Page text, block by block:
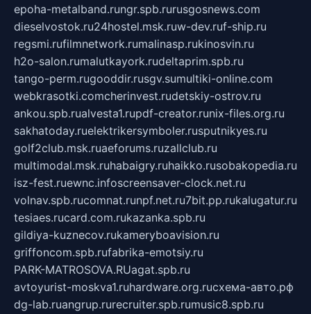
epoha-metalband.rungr.spb.rurusgosnews.com
dieselvostok.ru24hostel.msk.ruw-dev.ruf-ship.ru
regsmi.rufilmnetwork.rumalinasp.rukinosvin.ru
h2o-salon.rumalutkayork.rudeltaprim.spb.ru
tango-perm.rugooddir.rusgv.sumultiki-online.com
webkrasotki.comcherinvest.rudetskiy-ostrov.ru
ankou.spb.rualvesta1.rupdf-creator.runix-files.org.ru
sakhatoday.ruelektrikersymboler.rusputnikyes.ru
golf2club.msk.ruaeforums.ruzallclub.ru
multimodal.msk.ruhabaigry.ruhaikko.rusobakopedia.ru
isz-fest.ruewnc.infoscreensaver-clock.net.ru
volnav.spb.rucomnat.runpf.net.ru7bit.pp.rukalugatur.ru
tesiaes.rucard.com.rukazanka.spb.ru
gildiya-kuznecov.rukameryboavision.ru
griffoncom.spb.rufabrika-emotsiy.ru
PARK-MATROSOVA.RUagat.spb.ru
avtoyurist-moskva1.ruhardware.org.ruсхема-авто.рф
dg-lab.ruangrup.rurecruiter.spb.rumusic8.spb.ru